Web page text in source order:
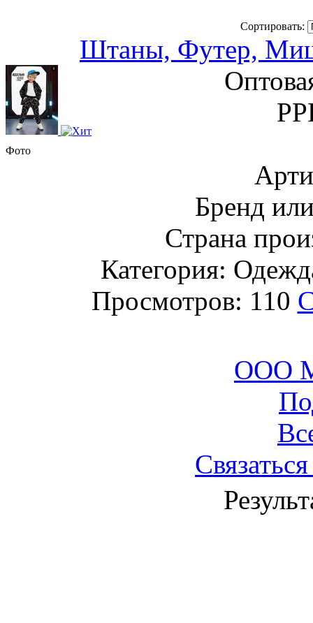
Сортировать:
Штаны, Футер,
Фото
Бренд
Страна
Категория:
Просмотров: 110
ООО